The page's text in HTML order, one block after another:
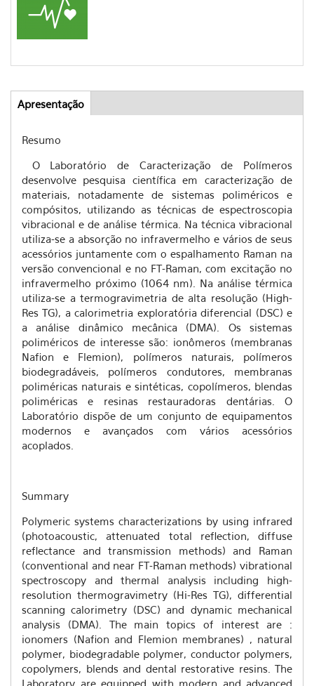
Abas
Apresentação
ativa)
Resumo
O Laboratório de Caracterização de Polímeros
desenvolve pesquisa científica em caracterização de
materiais, notadamente de sistemas poliméricos e
compósitos, utilizando as técnicas de espectroscopia
vibracional e de análise térmica. Na técnica vibracional
utiliza-se a absorção no infravermelho e vários de seus
acessórios juntamente com o espalhamento Raman na
versão convencional e no FT-Raman, com excitação no
infravermelho próximo (1064 nm). Na análise térmica
utiliza-se a termogravimetria de alta resolução (High-
Res TG), a calorimetria exploratória diferencial (DSC) e
a análise dinâmico mecânica (DMA). Os sistemas
poliméricos de interesse são: ionômeros (membranas
Nafion e Flemion), polímeros naturais, polímeros
biodegradáveis, polímeros condutores, membranas
poliméricas naturais e sintéticas, copolímeros, blendas
poliméricas e resinas restauradoras dentárias. O
Laboratório dispõe de um conjunto de equipamentos
modernos e avançados com vários acessórios
acoplados.
Summary
Polymeric systems characterizations by using infrared
(photoacoustic, attenuated total reflection, diffuse
reflectance and transmission methods) and Raman
(conventional and near FT-Raman methods) vibrational
spectroscopy and thermal analysis including high-
resolution thermogravimetry (Hi-Res TG), differential
scanning calorimetry (DSC) and dynamic mechanical
analysis (DMA). The main topics of interest are :
ionomers (Nafion and Flemion membranes) , natural
polymer, biodegradable polymer, conductor polymers,
copolymers, blends and dental restorative resins. The
Laboratory are equipped with modern and advanced